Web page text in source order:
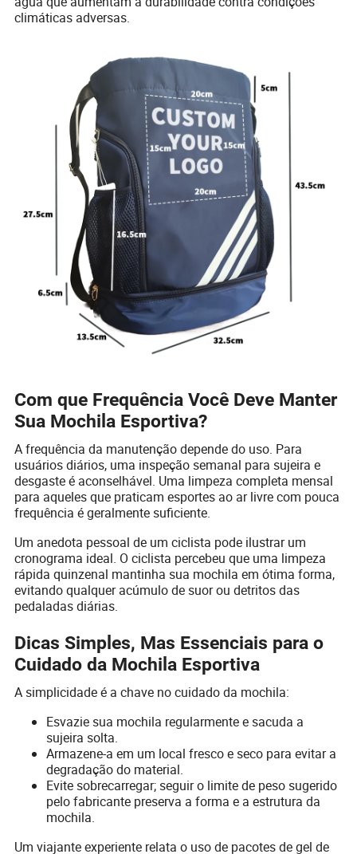
climáticas adversas.
Com que Frequência Você Deve Manter
Sua Mochila Esportiva?
A frequência da manutenção depende do uso. Para
usuários diários, uma inspeção semanal para sujeira e
desgaste é aconselhável. Uma limpeza completa mensal
para aqueles que praticam esportes ao ar livre com pouca
frequência é geralmente suficiente.
Um anedota pessoal de um ciclista pode ilustrar um
cronograma ideal. O ciclista percebeu que uma limpeza
rápida quinzenal mantinha sua mochila em ótima forma,
evitando qualquer acúmulo de suor ou detritos das
pedaladas diárias.
Dicas Simples, Mas Essenciais para o
Cuidado da Mochila Esportiva
A simplicidade é a chave no cuidado da mochila:
Esvazie sua mochila regularmente e sacuda a
sujeira solta.
Armazene-a em um local fresco e seco para evitar a
degradação do material.
Evite sobrecarregar; seguir o limite de peso sugerido
pelo fabricante preserva a forma e a estrutura da
mochila.
Um viajante experiente relata o uso de pacotes de gel de